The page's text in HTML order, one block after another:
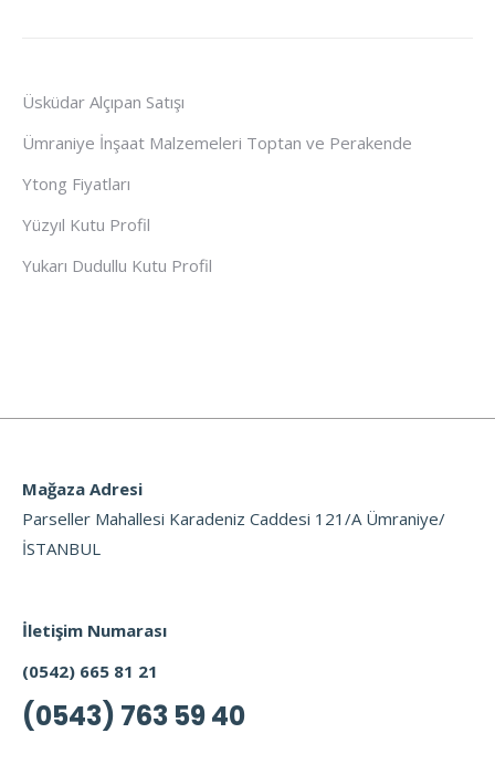
Üsküdar Alçıpan Satışı
Ümraniye İnşaat Malzemeleri Toptan ve Perakende
Ytong Fiyatları
Yüzyıl Kutu Profil
Yukarı Dudullu Kutu Profil
Mağaza Adresi
Parseller Mahallesi Karadeniz Caddesi 121/A Ümraniye/
İSTANBUL
İletişim Numarası
(0542) 665 81 21
(0543) 763 59 40